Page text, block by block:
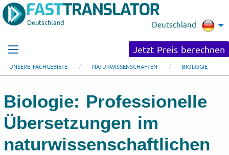
Deutschland Deutschland
Jetzt Preis berechnen
UNSERE FACHGEBIETE NATURWISSENSCHAFTEN BIOLOGIE
Biologie: Professionelle
Übersetzungen im
naturwissenschaftlichen